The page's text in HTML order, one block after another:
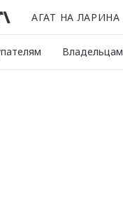
АГАТ НА ЛАРИНА
Владельцам